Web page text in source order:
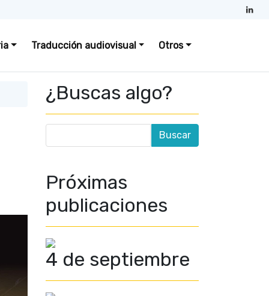
Traducción audiovisual Otros
¿Buscas algo?
Próximas
publicaciones
4 de septiembre